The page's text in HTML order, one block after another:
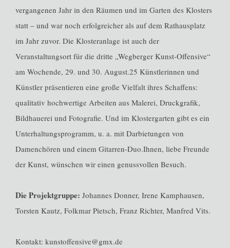
vergangenen Jahr in den Räumen und im Garten des Klosters
statt – und war noch erfolgreicher als auf dem Rathausplatz
im Jahr zuvor. Die Klosteranlage ist auch der
Veranstaltungsort für die dritte „Wegberger Kunst-Offensive“
am Wochende, 29. und 30. August.25 Künstlerinnen und
Künstler präsentieren eine große Vielfalt ihres Schaffens:
qualitativ hochwertige Arbeiten aus Malerei, Druckgrafik,
Bildhauerei und Fotografie. Und im Klostergarten gibt es ein
Unterhaltungsprogramm, u. a. mit Darbietungen von
Damenchören und einem Gitarren-Duo.Ihnen, liebe Freunde
der Kunst, wünschen wir einen genussvollen Besuch.
Die Projektgruppe: Johannes Donner, Irene Kamphausen,
Torsten Kautz, Folkmar Pietsch, Franz Richter, Manfred Vits.
Kontakt: kunstoffensive@gmx.de